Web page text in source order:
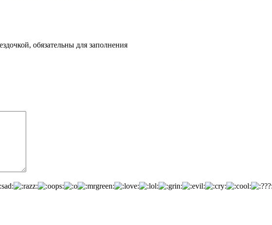
обязательны для заполнения